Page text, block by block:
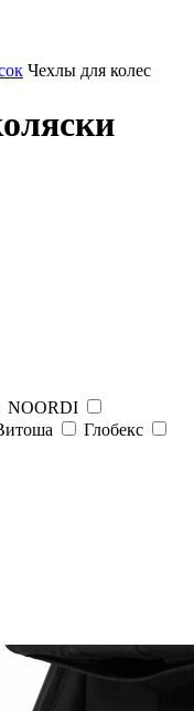
Чехлы для колес
NOORDI
Глобекс